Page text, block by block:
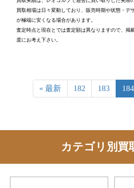
買取相場は日々変動しており、販売時期や状態・デ
が極端に安くなる場合があります。
査定時点と現在とでは査定額は異なりますので、掲
度にお考え下さい。
« 最新 182 183 184
カテゴリ別買